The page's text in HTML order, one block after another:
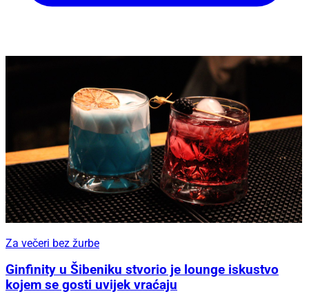
Za večeri bez žurbe
Ginfinity u Šibeniku stvorio je lounge iskustvo
kojem se gosti uvijek vraćaju